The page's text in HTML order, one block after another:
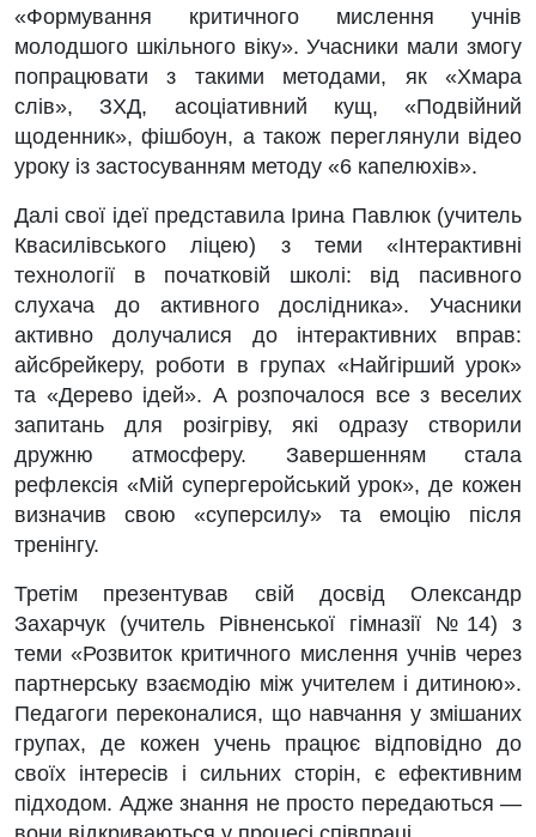
«Формування критичного мислення учнів
молодшого шкільного віку». Учасники мали змогу
попрацювати з такими методами, як «Хмара
слів», ЗХД, асоціативний кущ, «Подвійний
щоденник», фішбоун, а також переглянули відео
уроку із застосуванням методу «6 капелюхів».
Далі свої ідеї представила Ірина Павлюк (учитель
Квасилівського ліцею) з теми «Інтерактивні
технології в початковій школі: від пасивного
слухача до активного дослідника». Учасники
активно долучалися до інтерактивних вправ:
айсбрейкеру, роботи в групах «Найгірший урок»
та «Дерево ідей». А розпочалося все з веселих
запитань для розігріву, які одразу створили
дружню атмосферу. Завершенням стала
рефлексія «Мій супергеройський урок», де кожен
визначив свою «суперсилу» та емоцію після
тренінгу.
Третім презентував свій досвід Олександр
Захарчук (учитель Рівненської гімназії №14) з
теми «Розвиток критичного мислення учнів через
партнерську взаємодію між учителем і дитиною».
Педагоги переконалися, що навчання у змішаних
групах, де кожен учень працює відповідно до
своїх інтересів і сильних сторін, є ефективним
підходом. Адже знання не просто передаються —